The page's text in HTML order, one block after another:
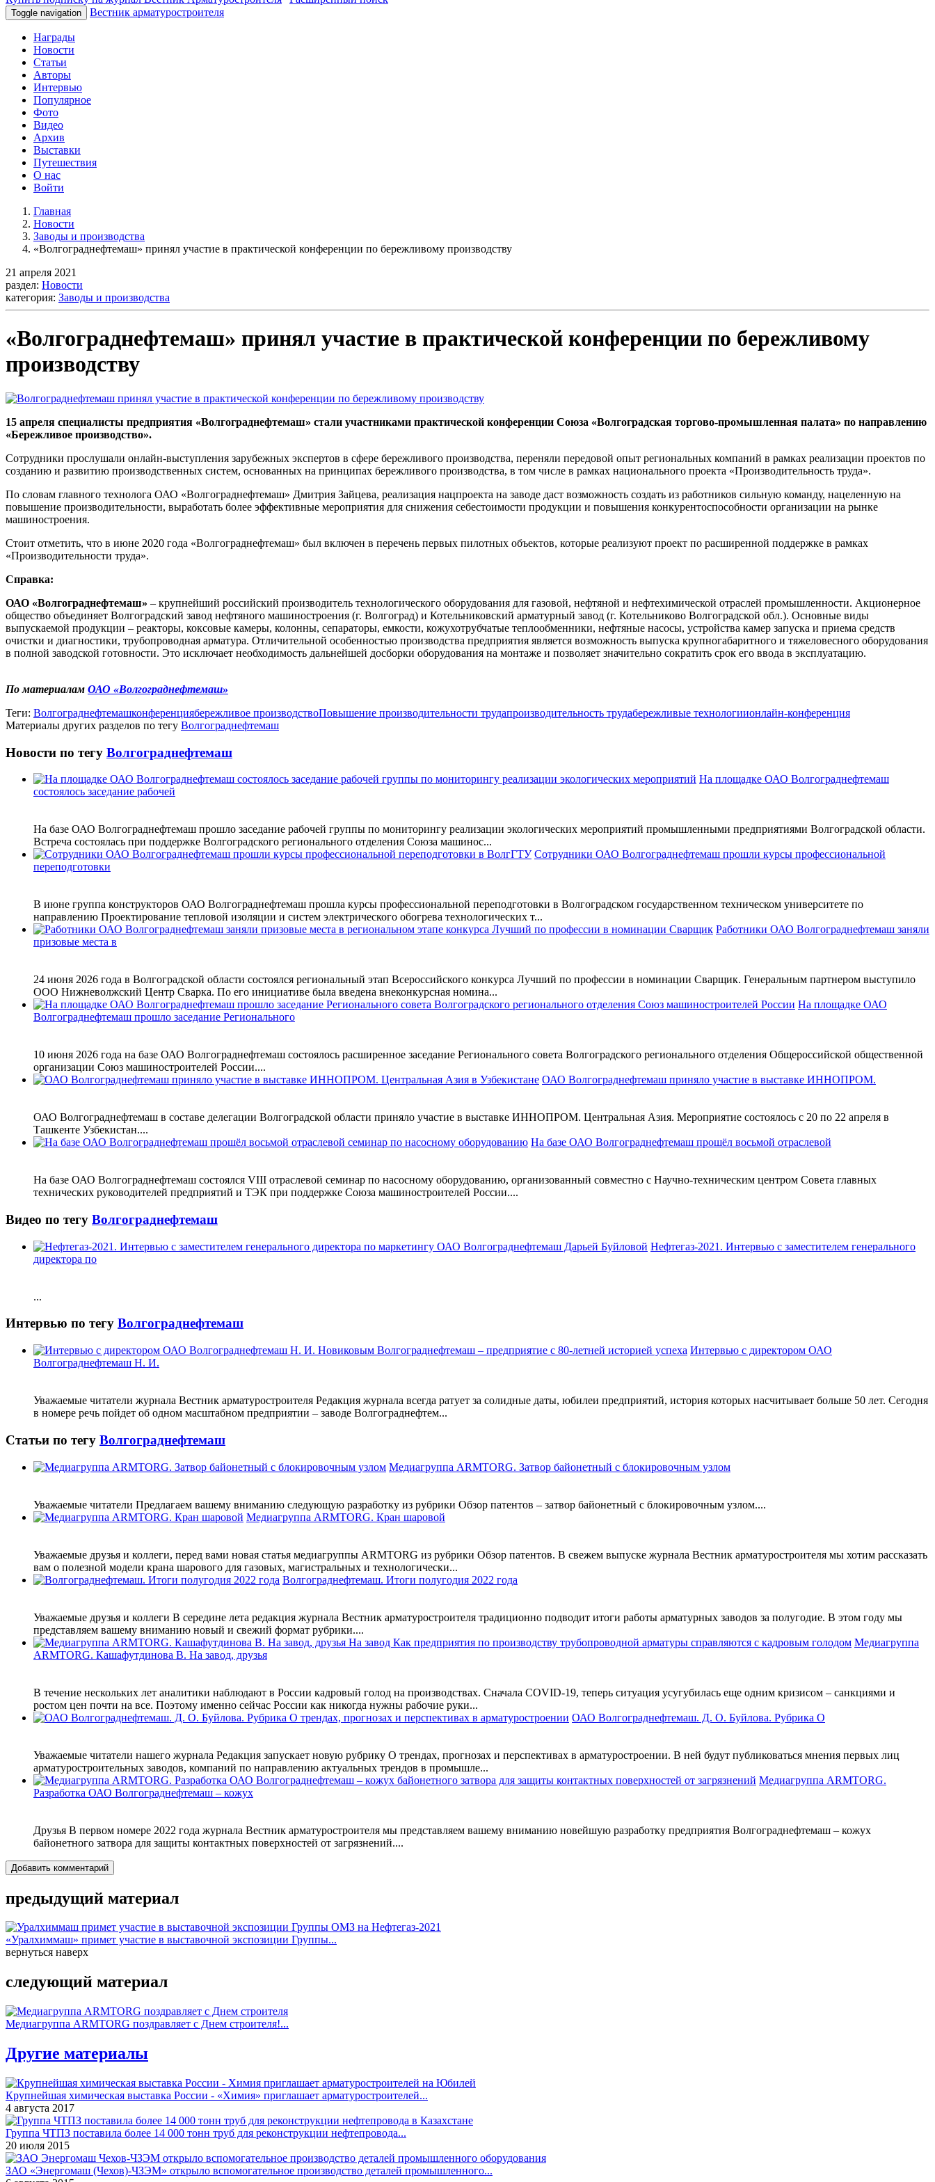
Toggle navigation Вестник арматуростроителя
Награды
Новости
Статьи
Авторы
Интервью
Популярное
Фото
Видео
Архив
Выставки
Путешествия
О нас
Войти
Главная
Новости
Заводы и производства
«Волгограднефтемаш» принял участие в практической конференции по бережливому производству
21 апреля 2021
раздел: Новости
категория: Заводы и производства
«Волгограднефтемаш» принял участие в практической конференции по бережливому
производству
15 апреля специалисты предприятия «Волгограднефтемаш» стали участниками практической конференции Союза «Волгоградская торгово-промышленная палата» по направлению
«Бережливое производство».
Сотрудники прослушали онлайн-выступления зарубежных экспертов в сфере бережливого производства, переняли передовой опыт региональных компаний в рамках реализации проектов по
созданию и развитию производственных систем, основанных на принципах бережливого производства, в том числе в рамках национального проекта «Производительность труда».
По словам главного технолога ОАО «Волгограднефтемаш» Дмитрия Зайцева, реализация нацпроекта на заводе даст возможность создать из работников сильную команду, нацеленную на
повышение производительности, выработать более эффективные мероприятия для снижения себестоимости продукции и повышения конкурентоспособности организации на рынке
машиностроения.
Стоит отметить, что в июне 2020 года «Волгограднефтемаш» был включен в перечень первых пилотных объектов, которые реализуют проект по расширенной поддержке в рамках
«Производительности труда».
Справка:
ОАО «Волгограднефтемаш» – крупнейший российский производитель технологического оборудования для газовой, нефтяной и нефтехимической отраслей промышленности. Акционерное
общество объединяет Волгоградский завод нефтяного машиностроения (г. Волгоград) и Котельниковский арматурный завод (г. Котельниково Волгоградской обл.). Основные виды
выпускаемой продукции – реакторы, коксовые камеры, колонны, сепараторы, емкости, кожухотрубчатые теплообменники, нефтяные насосы, устройства камер запуска и приема средств
очистки и диагностики, трубопроводная арматура. Отличительной особенностью производства предприятия является возможность выпуска крупногабаритного и тяжеловесного оборудования
в полной заводской готовности. Это исключает необходимость дальнейшей досборки оборудования на монтаже и позволяет значительно сократить срок его ввода в эксплуатацию.
По материалам ОАО «Волгограднефтемаш»
Теги: Волгограднефтемашконференциябережливое производствоПовышение производительности трудапроизводительность трудабережливые технологиионлайн-конференция
Материалы других разделов по тегу Волгограднефтемаш
Новости по тегу Волгограднефтемаш
На площадке ОАО Волгограднефтемаш
состоялось заседание рабочей
На базе ОАО Волгограднефтемаш прошло заседание рабочей группы по мониторингу реализации экологических мероприятий промышленными предприятиями Волгоградской области.
Встреча состоялась при поддержке Волгоградского регионального отделения Союза машинос...
Сотрудники ОАО Волгограднефтемаш прошли курсы профессиональной
переподготовки
В июне группа конструкторов ОАО Волгограднефтемаш прошла курсы профессиональной переподготовки в Волгоградском государственном техническом университете по
направлению Проектирование тепловой изоляции и систем электрического обогрева технологических т...
Работники ОАО Волгограднефтемаш заняли
призовые места в
24 июня 2026 года в Волгоградской области состоялся региональный этап Всероссийского конкурса Лучший по профессии в номинации Сварщик. Генеральным партнером выступило
ООО Нижневолжский Центр Сварка. По его инициативе была введена внеконкурсная номина...
На площадке ОАО
Волгограднефтемаш прошло заседание Регионального
10 июня 2026 года на базе ОАО Волгограднефтемаш состоялось расширенное заседание Регионального совета Волгоградского регионального отделения Общероссийской общественной
организации Союз машиностроителей России....
ОАО Волгограднефтемаш приняло участие в выставке ИННОПРОМ.
ОАО Волгограднефтемаш в составе делегации Волгоградской области приняло участие в выставке ИННОПРОМ. Центральная Азия. Мероприятие состоялось с 20 по 22 апреля в
Ташкенте Узбекистан....
На базе ОАО Волгограднефтемаш прошёл восьмой отраслевой
На базе ОАО Волгограднефтемаш состоялся VIII отраслевой семинар по насосному оборудованию, организованный совместно с Научно-техническим центром Совета главных
технических руководителей предприятий и ТЭК при поддержке Союза машиностроителей России....
Видео по тегу Волгограднефтемаш
Нефтегаз-2021. Интервью с заместителем генерального
директора по
...
Интервью по тегу Волгограднефтемаш
Интервью с директором ОАО
Волгограднефтемаш Н. И.
Уважаемые читатели журнала Вестник арматуростроителя Редакция журнала всегда ратует за солидные даты, юбилеи предприятий, история которых насчитывает больше 50 лет. Сегодня
в номере речь пойдет об одном масштабном предприятии – заводе Волгограднефтем...
Статьи по тегу Волгограднефтемаш
Медиагруппа ARMTORG. Затвор байонетный с блокировочным узлом
Уважаемые читатели Предлагаем вашему вниманию следующую разработку из рубрики Обзор патентов – затвор байонетный с блокировочным узлом....
Медиагруппа ARMTORG. Кран шаровой
Уважаемые друзья и коллеги, перед вами новая статья медиагруппы ARMTORG из рубрики Обзор патентов. В свежем выпуске журнала Вестник арматуростроителя мы хотим рассказать
вам о полезной модели крана шарового для газовых, магистральных и технологически...
Волгограднефтемаш. Итоги полугодия 2022 года
Уважаемые друзья и коллеги В середине лета редакция журнала Вестник арматуростроителя традиционно подводит итоги работы арматурных заводов за полугодие. В этом году мы
представляем вашему вниманию новый и свежий формат рубрики....
Медиагруппа
ARMTORG. Кашафутдинова В. На завод, друзья
В течение нескольких лет аналитики наблюдают в России кадровый голод на производствах. Сначала COVID-19, теперь ситуация усугубилась еще одним кризисом – санкциями и
ростом цен почти на все. Поэтому именно сейчас России как никогда нужны рабочие руки...
ОАО Волгограднефтемаш. Д. О. Буйлова. Рубрика О
Уважаемые читатели нашего журнала Редакция запускает новую рубрику О трендах, прогнозах и перспективах в арматуростроении. В ней будут публиковаться мнения первых лиц
арматуростроительных заводов, компаний по направлению актуальных трендов в промышле...
Медиагруппа ARMTORG.
Разработка ОАО Волгограднефтемаш – кожух
Друзья В первом номере 2022 года журнала Вестник арматуростроителя мы представляем вашему вниманию новейшую разработку предприятия Волгограднефтемаш – кожух
байонетного затвора для защиты контактных поверхностей от загрязнений....
Добавить комментарий
предыдущий материал
«Уралхиммаш» примет участие в выставочной экспозиции Группы...
вернуться наверх
следующий материал
Медиагруппа ARMTORG поздравляет с Днем строителя!...
Другие материалы
Крупнейшая химическая выставка России - «Химия» приглашает арматуростроителей...
4 августа 2017
Группа ЧТПЗ поставила более 14 000 тонн труб для реконструкции нефтепровода...
20 июля 2015
ЗАО «Энергомаш (Чехов)-ЧЗЭМ» открыло вспомогательное производство деталей промышленного...